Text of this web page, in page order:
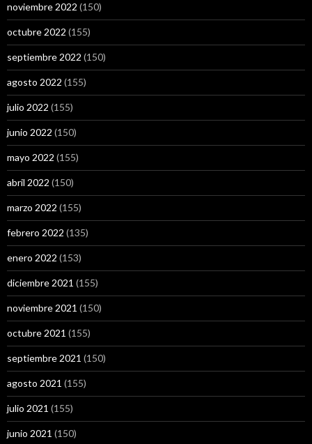
noviembre 2022 (150)
octubre 2022 (155)
septiembre 2022 (150)
agosto 2022 (155)
julio 2022 (155)
junio 2022 (150)
mayo 2022 (155)
abril 2022 (150)
marzo 2022 (155)
febrero 2022 (135)
enero 2022 (153)
diciembre 2021 (155)
noviembre 2021 (150)
octubre 2021 (155)
septiembre 2021 (150)
agosto 2021 (155)
julio 2021 (155)
junio 2021 (150)